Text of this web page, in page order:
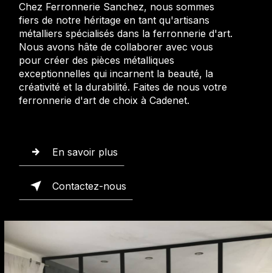
Chez Ferronnerie Sanchez, nous sommes
fiers de notre héritage en tant qu'artisans
métalliers spécialisés dans la ferronnerie d'art.
Nous avons hâte de collaborer avec vous
pour créer des pièces métalliques
exceptionnelles qui incarnent la beauté, la
créativité et la durabilité. Faites de nous votre
ferronnerie d'art de choix à Cadenet.
En savoir plus
Contactez-nous